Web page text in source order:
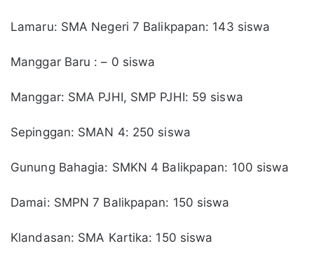
Lamaru: SMA Negeri 7 Balikpapan: 143 siswa
Manggar Baru : – 0 siswa
Manggar: SMA PJHI, SMP PJHI: 59 siswa
Sepinggan: SMAN 4: 250 siswa
Gunung Bahagia: SMKN 4 Balikpapan: 100 siswa
Damai: SMPN 7 Balikpapan: 150 siswa
Klandasan: SMA Kartika: 150 siswa